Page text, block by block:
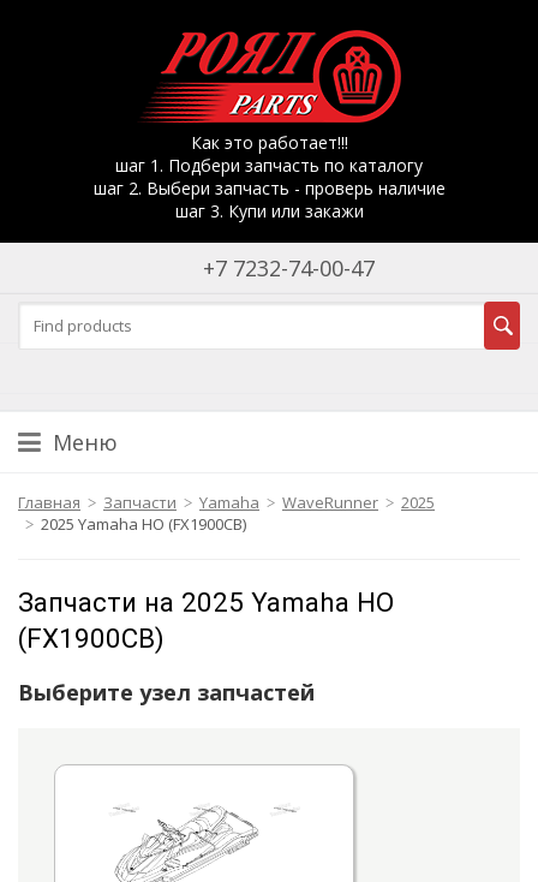
Как это работает!!!
шаг 1. Подбери запчасть по каталогу
шаг 2. Выбери запчасть - проверь наличие
шаг 3. Купи или закажи
+7 7232-74-00-47
Меню
Главная Запчасти Yamaha WaveRunner
2025
2025 Yamaha HO (FX1900CB)
Запчасти на 2025 Yamaha HO
(FX1900CB)
Выберите узел запчастей